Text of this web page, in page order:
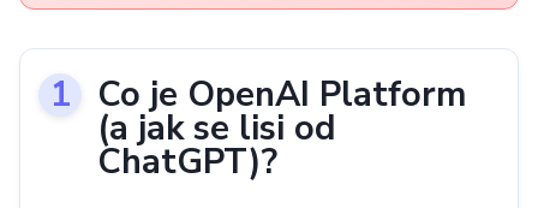
Co je OpenAI Platform
(a jak se lisi od
ChatGPT)?